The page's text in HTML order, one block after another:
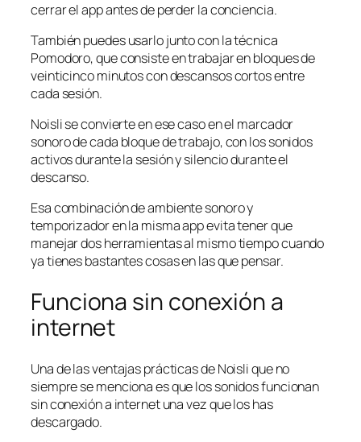
cerrar el app antes de perder la conciencia.
También puedes usarlo junto con la técnica
Pomodoro, que consiste en trabajar en bloques de
veinticinco minutos con descansos cortos entre
cada sesión.
Noisli se convierte en ese caso en el marcador
sonoro de cada bloque de trabajo, con los sonidos
activos durante la sesión y silencio durante el
descanso.
Esa combinación de ambiente sonoro y
temporizador en la misma app evita tener que
manejar dos herramientas al mismo tiempo cuando
ya tienes bastantes cosas en las que pensar.
Funciona sin conexión a
internet
Una de las ventajas prácticas de Noisli que no
siempre se menciona es que los sonidos funcionan
sin conexión a internet una vez que los has
descargado.